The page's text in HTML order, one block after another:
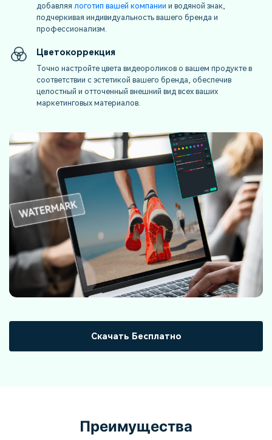
добавляя логотип вашей компании и водяной знак,
подчеркивая индивидуальность вашего бренда и
профессионализм.
Цветокоррекция
Точно настройте цвета видеороликов о вашем продукте в
соответствии с эстетикой вашего бренда, обеспечив
целостный и отточенный внешний вид всех ваших
маркетинговых материалов.
Скачать Бесплатно
Преимущества